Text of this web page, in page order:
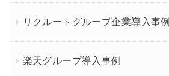
リクルートグループ企業導入事例
楽天グループ導入事例